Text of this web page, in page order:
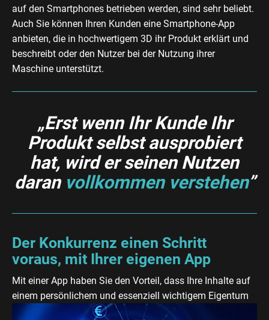
auf den Smartphones betrieben werden, sind sehr beliebt.
Auch Sie können Ihren Kunden eine Smartphone-App
anbieten, die in hochwertigem 3D ihr Produkt erklärt und
beschreibt oder den Nutzer bei der Nutzung ihrer
Maschine unterstützt.
„Erst wenn Ihr Kunde Ihr
Produkt selbst ausprobiert
hat, wird er seinen Nutzen
daran vollkommen verstehen”
Der Konkurrenz einen Schritt
voraus, mit Ihrer eigenen App
Mit einer App haben Sie den Vorteil, dass Ihre Inhalte auf
einem persönlichem und essenziell wichtigem Eigentum